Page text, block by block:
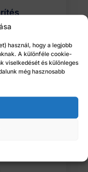
használ, hogy a legjobb
A különféle cookie-
viselkedését és különleges
még hasznosabb